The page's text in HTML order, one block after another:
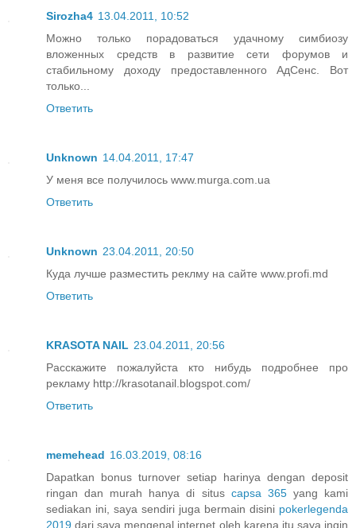
Sirozha4 13.04.2011, 10:52
Можно только порадоваться удачному симбиозу
вложенных средств в развитие сети форумов и
стабильному доходу предоставленного АдСенс. Вот
только...
Ответить
Unknown 14.04.2011, 17:47
У меня все получилось www.murga.com.ua
Ответить
Unknown 23.04.2011, 20:50
Куда лучше разместить реклму на сайте www.profi.md
Ответить
KRASOTA NAIL 23.04.2011, 20:56
Расскажите пожалуйста кто нибудь подробнее про
рекламу http://krasotanail.blogspot.com/
Ответить
memehead 16.03.2019, 08:16
Dapatkan bonus turnover setiap harinya dengan deposit
ringan dan murah hanya di situs capsa 365yang kami
sediakan ini, saya sendiri juga bermain disini pokerlegenda
2019 dari saya mengenal internet oleh karena itu saya ingin